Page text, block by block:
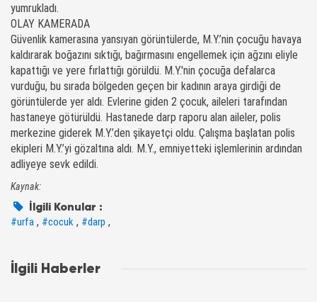
yumrukladı.
OLAY KAMERADA
Güvenlik kamerasına yansıyan görüntülerde, M.Y.’nin çocuğu havaya
kaldırarak boğazını sıktığı, bağırmasını engellemek için ağzını eliyle
kapattığı ve yere fırlattığı görüldü. M.Y.'nin çocuğa defalarca
vurduğu, bu sırada bölgeden geçen bir kadının araya girdiği de
görüntülerde yer aldı. Evlerine giden 2 çocuk, aileleri tarafından
hastaneye götürüldü. Hastanede darp raporu alan aileler, polis
merkezine giderek M.Y.’den şikayetçi oldu. Çalışma başlatan polis
ekipleri M.Y.’yi gözaltına aldı. M.Y., emniyetteki işlemlerinin ardından
adliyeye sevk edildi.
Kaynak:
İlgili Konular :
#urfa , #cocuk , #darp ,
İlgili Haberler